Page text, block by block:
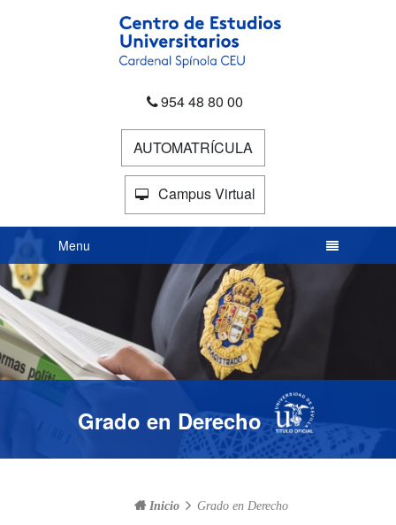
954 48 80 00
AUTOMATRÍCULA
Campus Virtual
INTRACEU
Menu
Grado en Derecho
Inicio Grado en Derecho